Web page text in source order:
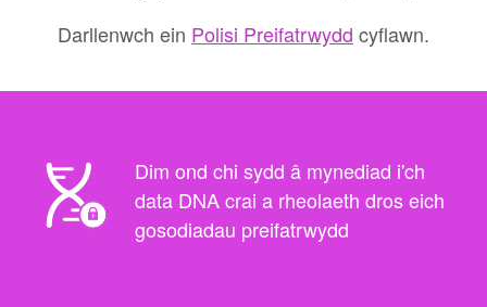
Darllenwch ein Polisi Preifatrwydd cyflawn.
Dim ond chi sydd â mynediad i'ch
data DNA crai a rheolaeth dros eich
gosodiadau preifatrwydd